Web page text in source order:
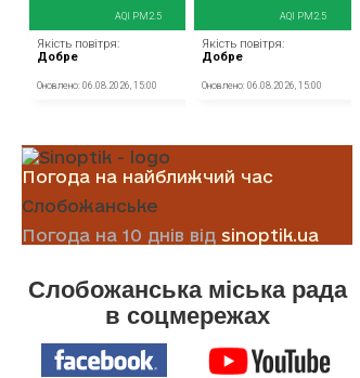
Погода на найближчий час
Слобожанське
Погода на 10 днів від sinoptik.ua
Слобожанська міська рада
в соцмережах